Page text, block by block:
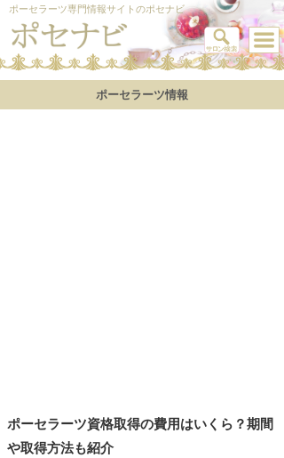
ポーセラーツ専門情報サイトのポセナビ
ポーセラーツ情報
ポーセラーツ資格取得の費用はいくら？期間
や取得方法も紹介